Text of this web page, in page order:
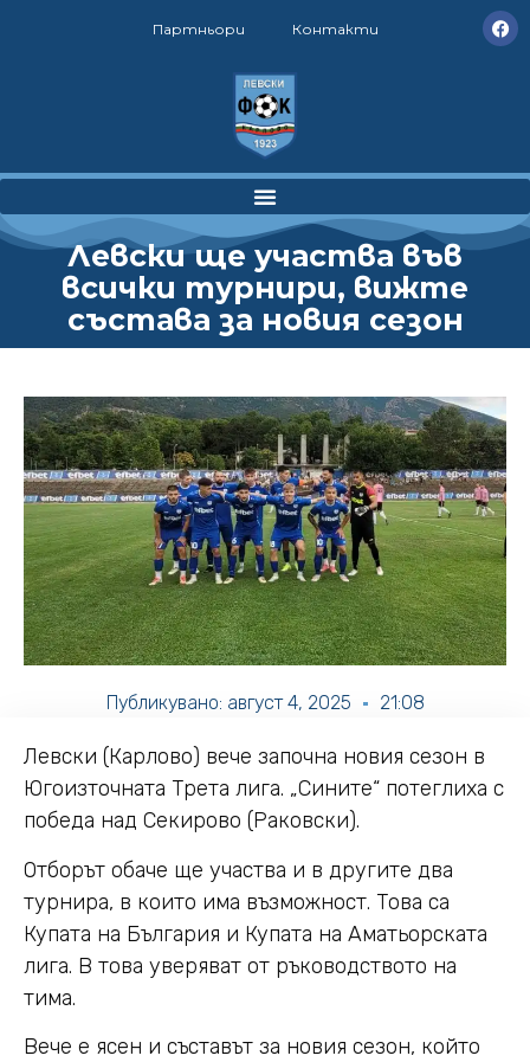
Партньори Контакти
Левски ще участва във
всички турнири, вижте
състава за новия сезон
Публикувано: август 4, 2025 21:08
Левски (Карлово) вече започна новия сезон в
Югоизточната Трета лига. „Сините“ потеглиха с
победа над Секирово (Раковски).
Отборът обаче ще участва и в другите два
турнира, в които има възможност. Това са
Купата на България и Купата на Аматьорската
лига. В това уверяват от ръководството на
тима.
Вече е ясен и съставът за новия сезон, който